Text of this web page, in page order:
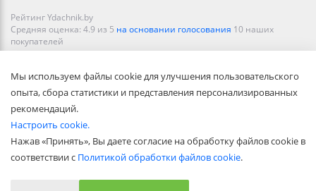
Рейтинг Ydachnik.by
Средняя оценка: 4.9 из 5 на основании голосования 10 наших
покупателей
Гродно, Могилеве, Бобруйске, Барановичах, Молодечно,
Новополоцке, Пинске, Солигорске. При заказе в интернет-магазине
доставка осуществляется по всей Беларуси.
Мы используем файлы cookie для улучшения пользовательского
опыта, сбора статистики и представления персонализированных
рекомендаций.
Настроить cookie.
Нажав «Принять», Вы даете согласие на обработку файлов cookie в
соответствии с Политикой обработки файлов cookie.